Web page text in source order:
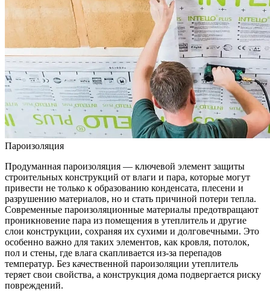
Пароизоляция
Продуманная пароизоляция — ключевой элемент защиты
строительных конструкций от влаги и пара, которые могут
привести не только к образованию конденсата, плесени и
разрушению материалов, но и стать причиной потери тепла.
Современные пароизоляционные материалы предотвращают
проникновение пара из помещения в утеплитель и другие
слои конструкции, сохраняя их сухими и долговечными. Это
особенно важно для таких элементов, как кровля, потолок,
пол и стены, где влага скапливается из-за перепадов
температур. Без качественной пароизоляции утеплитель
теряет свои свойства, а конструкция дома подвергается риску
повреждений.